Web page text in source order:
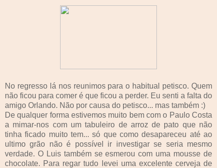
No regresso lá nos reunimos para o habitual petisco. Quem
não ficou para comer é que ficou a perder. Eu senti a falta do
amigo Orlando. Não por causa do petisco... mas também :)
De qualquer forma estivemos muito bem com o Paulo Costa
a mimar-nos com um tabuleiro de arroz de pato que não
tinha ficado muito tem... só que como desapareceu até ao
ultimo grão não é possível ir investigar se seria mesmo
verdade. O Luis também se esmerou com uma mousse de
chocolate. Para regar tudo levei uma excelente cerveja de